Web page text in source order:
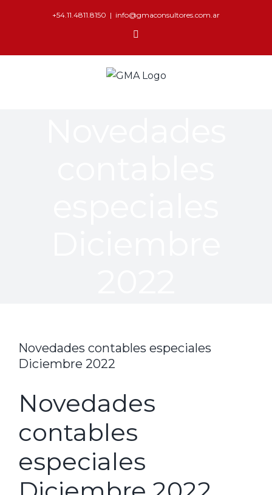
+54.11.4811.8150 | info@gmaconsultores.com.ar
Novedades contables especiales
Diciembre 2022
Novedades
contables
especiales